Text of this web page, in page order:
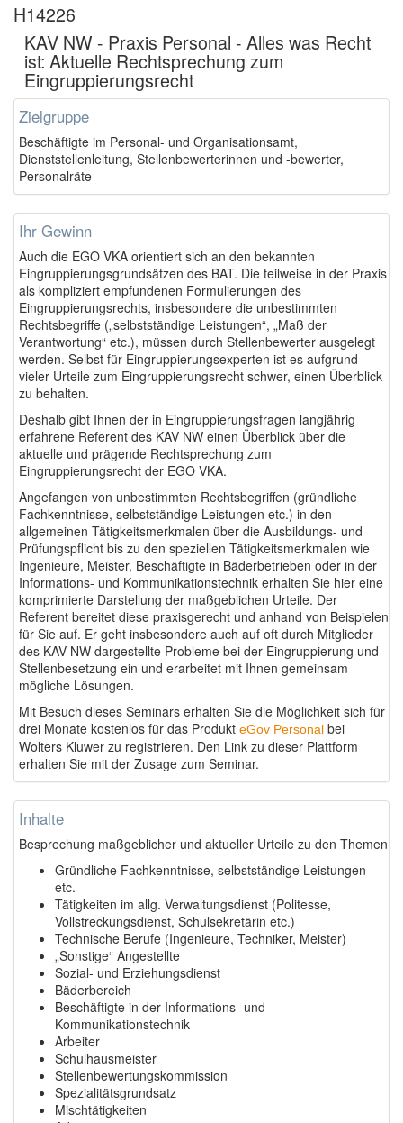
H14226
KAV NW - Praxis Personal - Alles was Recht
ist: Aktuelle Rechtsprechung zum
Eingruppierungsrecht
Zielgruppe
Beschäftigte im Personal- und Organisationsamt,
Dienststellenleitung, Stellenbewerterinnen und -bewerter,
Personalräte
Ihr Gewinn
Auch die EGO VKA orientiert sich an den bekannten
Eingruppierungsgrundsätzen des BAT. Die teilweise in der Praxis
als kompliziert empfundenen Formulierungen des
Eingruppierungsrechts, insbesondere die unbestimmten
Rechtsbegriffe („selbstständige Leistungen“, „Maß der
Verantwortung“ etc.), müssen durch Stellenbewerter ausgelegt
werden. Selbst für Eingruppierungsexperten ist es aufgrund
vieler Urteile zum Eingruppierungsrecht schwer, einen Überblick
zu behalten.
Deshalb gibt Ihnen der in Eingruppierungsfragen langjährig
erfahrene Referent des KAV NW einen Überblick über die
aktuelle und prägende Rechtsprechung zum
Eingruppierungsrecht der EGO VKA.
Angefangen von unbestimmten Rechtsbegriffen (gründliche
Fachkenntnisse, selbstständige Leistungen etc.) in den
allgemeinen Tätigkeitsmerkmalen über die Ausbildungs- und
Prüfungspflicht bis zu den speziellen Tätigkeitsmerkmalen wie
Ingenieure, Meister, Beschäftigte in Bäderbetrieben oder in der
Informations- und Kommunikationstechnik erhalten Sie hier eine
komprimierte Darstellung der maßgeblichen Urteile. Der
Referent bereitet diese praxisgerecht und anhand von Beispielen
für Sie auf. Er geht insbesondere auch auf oft durch Mitglieder
des KAV NW dargestellte Probleme bei der Eingruppierung und
Stellenbesetzung ein und erarbeitet mit Ihnen gemeinsam
mögliche Lösungen.
Mit Besuch dieses Seminars erhalten Sie die Möglichkeit sich für
drei Monate kostenlos für das Produkt eGov Personal bei
Wolters Kluwer zu registrieren. Den Link zu dieser Plattform
erhalten Sie mit der Zusage zum Seminar.
Inhalte
Besprechung maßgeblicher und aktueller Urteile zu den Themen
Gründliche Fachkenntnisse, selbstständige Leistungen
etc.
Tätigkeiten im allg. Verwaltungsdienst (Politesse,
Vollstreckungsdienst, Schulsekretärin etc.)
Technische Berufe (Ingenieure, Techniker, Meister)
„Sonstige“ Angestellte
Sozial- und Erziehungsdienst
Bäderbereich
Beschäftigte in der Informations- und
Kommunikationstechnik
Arbeiter
Schulhausmeister
Stellenbewertungskommission
Spezialitätsgrundsatz
Mischtätigkeiten